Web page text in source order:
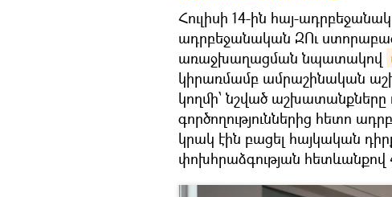
Հուլիսի 14-ին հայ-
ադրբեջանական ԶՈւ
առաջխաղացման նպատակով
կիրառմամբ ամրաշինական
կողմի՝ նշված
գործողություններից հետո
կրակ էին բացել հայկական
փոխհրաձգության հետևանքով